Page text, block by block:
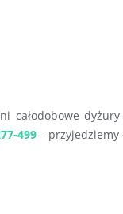
całodobowe
499 –